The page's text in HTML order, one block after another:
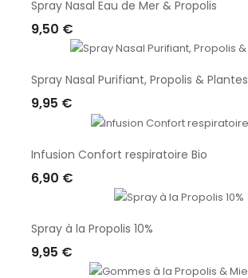
Spray Nasal Eau de Mer & Propolis
9,50 €
Ajouter Au Panier
Spray Nasal Purifiant, Propolis & Plantes
9,95 €
Ajouter Au Panier
Infusion Confort respiratoire Bio
6,90 €
Ajouter Au Panier
Spray à la Propolis 10%
9,95 €
Ajouter Au Panier